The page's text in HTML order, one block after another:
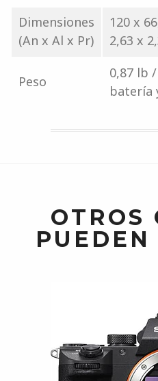
Dimensiones
(An x Al x Pr)
120 x
2,63 x
Peso
0,87 lb
batería
OTROS
PUEDEN